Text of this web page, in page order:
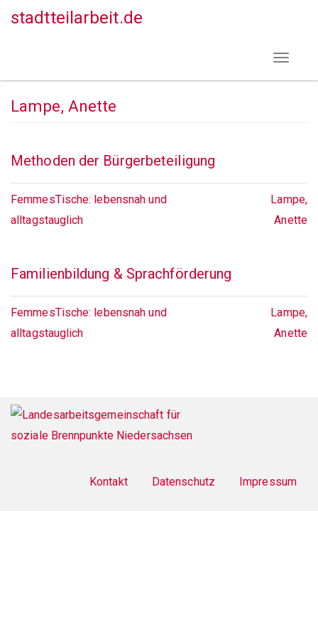
Direkt
stadtteilarbeit.de
Toggle
Lampe, Anette
Methoden der Bürgerbeteiligung
FemmesTische: lebensnah und
alltagstauglich
Lampe,
Anette
Familienbildung & Sprachförderung
FemmesTische: lebensnah und
alltagstauglich
Lampe,
Anette
Footer
menu
Kontakt Datenschutz Impressum